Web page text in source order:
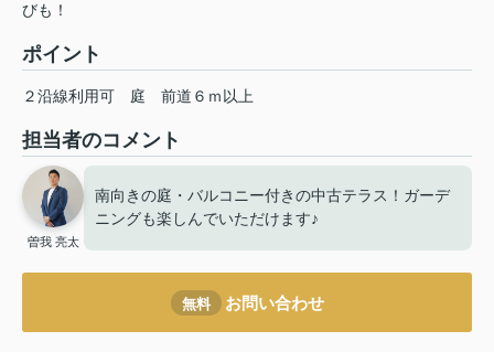
びも！
ポイント
２沿線利用可 庭 前道６ｍ以上
担当者のコメント
曽我 亮太
南向きの庭・バルコニー付きの中古テラス！ガーデ
ニングも楽しんでいただけます♪
無料 お問い合わせ